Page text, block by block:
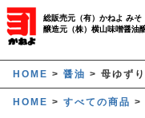
総販売元（有）かねよ みそ
醸造元（株）横山味噌醤油
HOME 醤油 母ゆず
HOME すべての商品